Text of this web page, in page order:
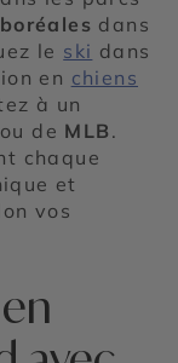
dans
le ski dans
en chiens
à un
ou de MLB .
chaque
et
vos